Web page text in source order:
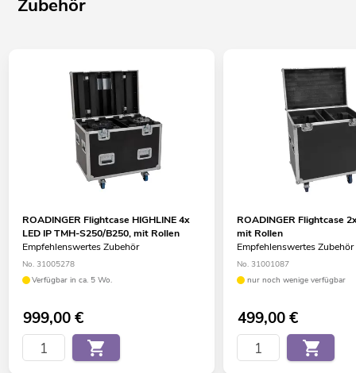
Mit Druckausgleichsmembran
Einsatzmöglichkeit: Stehend; fliegend
Im 18; 19; 23 CH DMX-Modus bedienbar
ROADINGER Flightcase HIGHLINE 4x
LED IP TMH-S250/B250, mit Rollen
Empfehlenswertes Zubehör
No. 31005278
Verfügbar in ca. 5 Wo.
999,00€
ROADINGER Flightcase
mit Rollen
Empfehlenswertes Zubehör
No. 31001087
nur noch wenige verfügbar
499,00€